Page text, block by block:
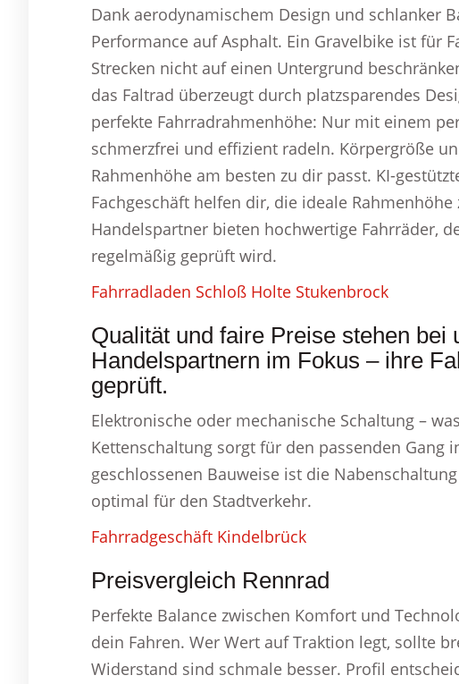
Dank aerodynamischem Design und schlanker
Performance auf Asphalt. Ein Gravelbike ist für
Strecken nicht auf einen Untergrund
das Faltrad überzeugt durch platzsparendes
perfekte Fahrradrahmenhöhe: Nur mit einem
schmerzfrei und effizient radeln. Körpergröße
Rahmenhöhe am besten zu dir passt. KI-
Fachgeschäft helfen dir, die ideale
Handelspartner bieten hochwertige Fahrräder,
regelmäßig geprüft wird.
Fahrradladen Schloß Holte Stukenbrock
Qualität und faire Preise stehen bei
Handelspartnern im Fokus – ihre
geprüft.
Elektronische oder mechanische Schaltung –
Kettenschaltung sorgt für den passenden Gang
geschlossenen Bauweise ist die
optimal für den Stadtverkehr.
Fahrradgeschäft Kindelbrück
Preisvergleich Rennrad
Perfekte Balance zwischen Komfort und
dein Fahren. Wer Wert auf Traktion legt, sollte
Widerstand sind schmale besser. Profil